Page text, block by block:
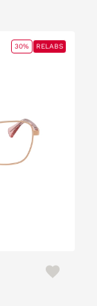
30% RELABS